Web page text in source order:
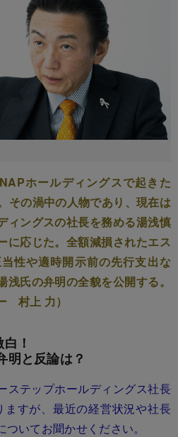
ホールディングスで起きた
その渦中の人物であり、現在は
ィングスの社長を務める湯浅慎
に応じた。全額減損されたエス
性や適時開示前の先行支出な
氏の弁明の全貌を公開する。
村上 力）
！
明と反論は？
テップホールディングス社長
すが、最近の経営状況や社長
いてお聞かせください。